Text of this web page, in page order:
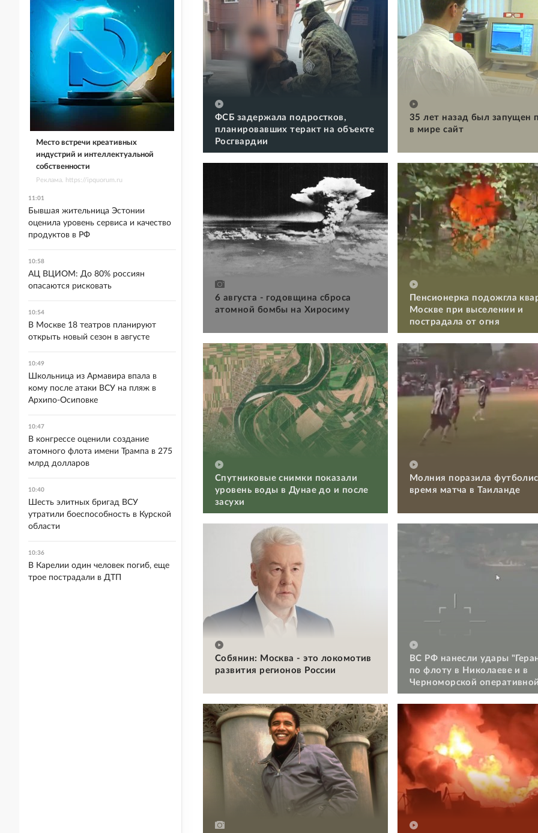
ФСБ задержала подростков,
планировавших теракт на объекте
Росгвардии
35 лет назад был запущен
в мире сайт
6 августа - годовщина сброса
атомной бомбы на Хиросиму
Пенсионерка подожгла
Москве при выселении и
пострадала от огня
Спутниковые снимки показали
уровень воды в Дунае до и после
засухи
Молния поразила
время матча в Таиланде
Собянин: Москва - это локомотив
развития регионов России
ВС РФ нанесли удары
по флоту в Николаеве и в
Черноморской
Место встречи креативных
индустрий и интеллектуальной
собственности
Реклама. https://ipquorum.ru
11:01
Бывшая жительница Эстонии
оценила уровень сервиса и качество
продуктов в РФ
10:58
АЦ ВЦИОМ: До 80% россиян
опасаются рисковать
10:54
В Москве 18 театров планируют
открыть новый сезон в августе
10:49
Школьница из Армавира впала в
кому после атаки ВСУ на пляж в
Архипо-Осиповке
10:47
В конгрессе оценили создание
атомного флота имени Трампа в 275
млрд долларов
10:40
Шесть элитных бригад ВСУ
утратили боеспособность в Курской
области
10:36
В Карелии один человек погиб, еще
трое пострадали в ДТП